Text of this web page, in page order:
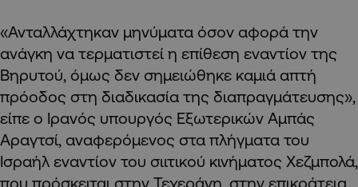
«Ανταλλάχτηκαν μηνύματα όσον αφορά την
ανάγκη να τερματιστεί η επίθεση εναντίον της
Βηρυτού, όμως δεν σημειώθηκε καμιά απτή
πρόοδος στη διαδικασία της διαπραγμάτευσης»,
είπε ο Ιρανός υπουργός Εξωτερικών Αμπάς
Αραγτσί, αναφερόμενος στα πλήγματα του
Ισραήλ εναντίον του σιιτικού κινήματος Χεζμπολά,
που πρόσκειται στην Τεχεράνη, στην επικράτεια